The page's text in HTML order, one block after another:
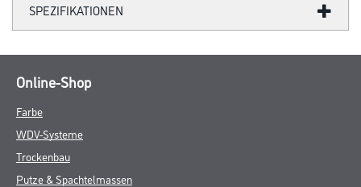
SPEZIFIKATIONEN
Online-Shop
Farbe
WDV-Systeme
Trockenbau
Putze & Spachtelmassen